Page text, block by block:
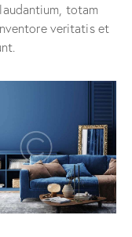
totam
veritatis et